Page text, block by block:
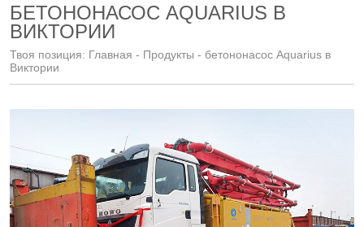
БЕТОНОНАСОС AQUARIUS В
ВИКТОРИИ
Твоя позиция: Главная - Продукты - бетононасос Aquarius в
Виктории